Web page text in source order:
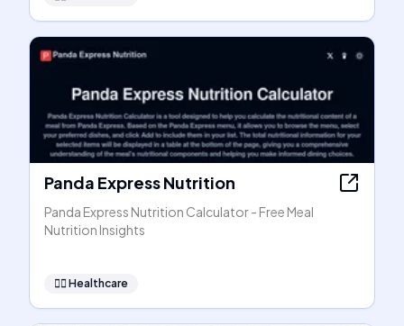
Panda Express Nutrition
Panda Express Nutrition Calculator - Free Meal
Nutrition Insights
👩‍⚕️ Healthcare